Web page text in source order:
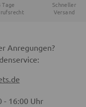
Tage
Schneller
Versand
Anregungen?
- 16:00 Uhr